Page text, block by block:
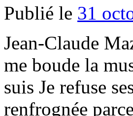
Publié le 31
Jean-Claude
me boude la
suis Je refuse
renfrognée